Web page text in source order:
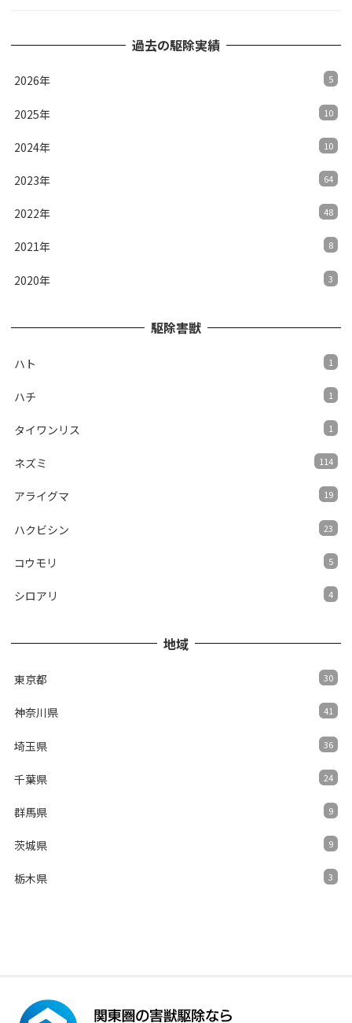
過去の駆除実績
2026年 5
2025年 10
2024年 10
2023年 64
2022年 48
2021年 8
2020年 3
駆除害獣
ハト 1
ハチ 1
タイワンリス 1
ネズミ 114
アライグマ 19
ハクビシン 23
コウモリ 5
シロアリ 4
地域
東京都 30
神奈川県 41
埼玉県 36
千葉県 24
群馬県 9
茨城県 9
栃木県 3